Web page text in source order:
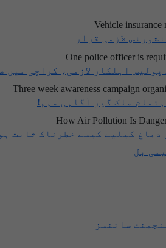
لازمی قرار
ملک گیر آگاہی مہم!
دماغ کیلیے کیسے خطرناک ثابت
بل
سائنسز